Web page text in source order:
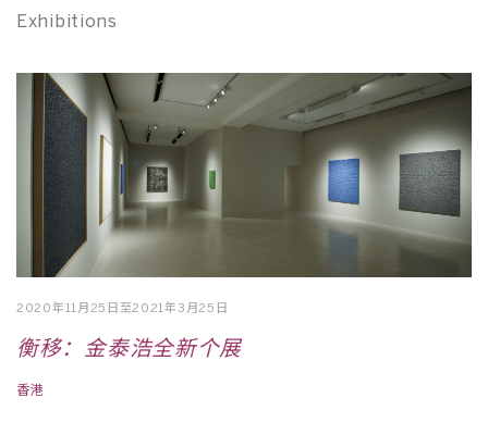
Exhibitions
2020年11月25日至2021年3月25日
衡移：金泰浩全新个展
香港